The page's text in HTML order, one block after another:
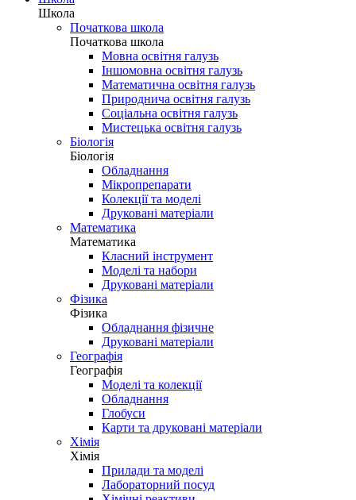
Школа
Початкова школа
Початкова школа
Мовна освітня галузь
Іншомовна освітня галузь
Математична освітня галузь
Природнича освітня галузь
Соціальна освітня галузь
Мистецька освітня галузь
Біологія
Біологія
Обладнання
Мікропрепарати
Колекції та моделі
Друковані матеріали
Математика
Математика
Класний інструмент
Моделі та набори
Друковані матеріали
Фізика
Фізика
Обладнання фізичне
Друковані матеріали
Географія
Географія
Моделі та колекції
Обладнання
Глобуси
Карти та друковані матеріали
Хімія
Хімія
Прилади та моделі
Лабораторний посуд